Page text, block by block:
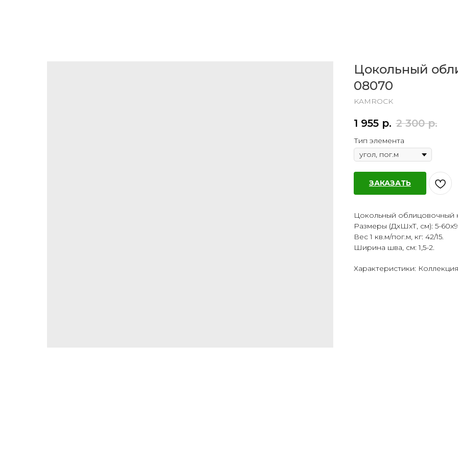
Цокольный
08070
KAMROCK
1 955 р. 2 300 р.
Тип элемента
ЗАКАЗАТЬ
Цокольный облицовочный
Размеры (ДхШхТ, см): 5-60х9-
Вес 1 кв.м/пог.м, кг: 42/15.
Ширина шва, см: 1,5-2.
Характеристики: